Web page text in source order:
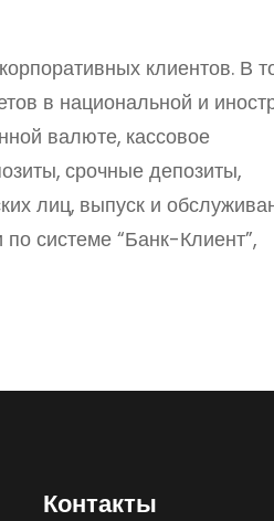
клиентов. В
в национальной и
валюте, кассовое
срочные депозиты,
лиц, выпуск и
системе “Банк-Клиент”,
Контакты